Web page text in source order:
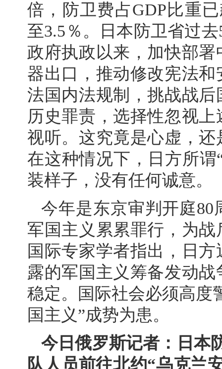
倍，防卫费占GDP比重
至3.5％。日本防卫省过
政府执政以来，加快部
器出口，推动修改宪法
法国内法规制，挑战战
历史罪责，选择性忽视
视听。这究竟是心虚，
在这种情况下，日方所
装样子，没有任何诚意。
今年是东京审判开庭
军国主义累累罪行，为
国际专家学者指出，日
露的军国主义筹备发动
稳定。国际社会必须高度
国主义”成势为患。
今日俄罗斯记者：日本
队人员前往北约“乌克兰